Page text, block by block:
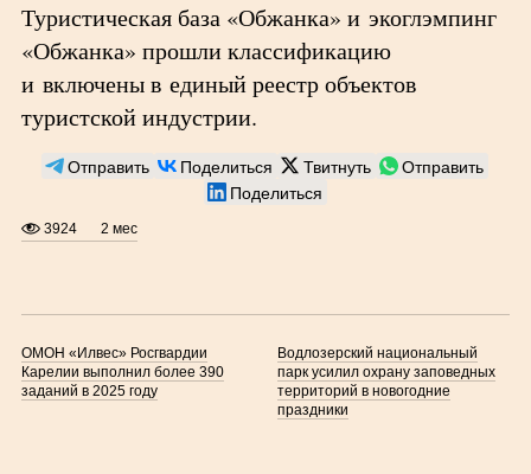
Туристическая база «Обжанка» и экоглэмпинг
«Обжанка» прошли классификацию
и включены в единый реестр объектов
туристской индустрии.
Отправить Поделиться Твитнуть
Отправить
Поделиться
3924 2 мес
ОМОН «Илвес» Росгвардии
Карелии выполнил более 390
заданий в 2025 году
Водлозерский национальный
парк усилил охрану заповедных
территорий в новогодние
праздники